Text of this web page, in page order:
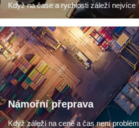
Když na čase a rychlosti záleží nejvíce
Námořní přeprava
Když záleží na ceně a čas není problém